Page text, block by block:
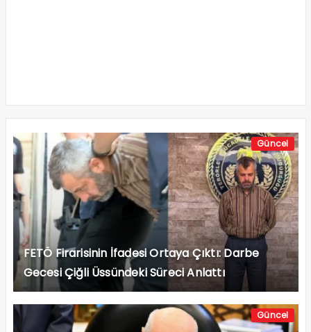
Güncel
FETÖ Firarisinin İfadesi Ortaya Çıktı: Darbe
Gecesi Çiğli Üssündeki Süreci Anlattı
Güncel